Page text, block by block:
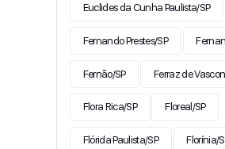
Euclides da Cunha Paulista/SP
Fernando Prestes/SP
Fernão/SP Ferraz de
Flora Rica/SP Floreal/SP
Flórida Paulista/SP Florínia/